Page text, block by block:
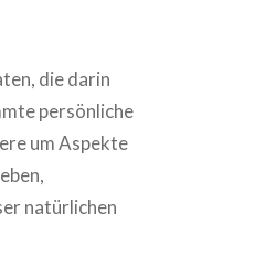
die darin
persönliche
um Aspekte
natürlichen